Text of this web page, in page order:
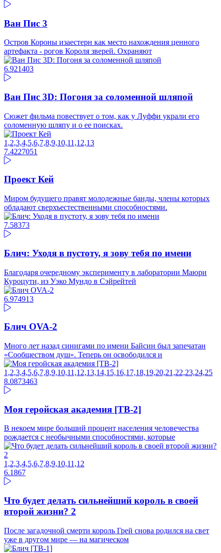
Ван Пис 3
Остров Короны изаестерн как место нахождения ценного
артефакта - рогов Короля зверей. Охраняют
6.921403
Ван Пис 3D: Погоня за соломенной шляпой
Сюжет фильма повествует о том, как у Луффи украли его
соломенную шляпу и о ее поисках.
1,2,3,4,5,6,7,8,9,10,11,12,13
7.4227051
Проект Кей
Миром будущего правят молодежные банды, члены которых
обладают сверхъестественными способностями.
7.58373
Блич: Уходя в пустоту, я зову тебя по имени
Благодаря очередному эксперименту в лаборатории Маюри
Куроцути, из Уэко Мундо в Сэйрейтей
6.974913
Блич OVA-2
Много лет назад синигами по имени Байсин был запечатан
«Сообществом душ». Теперь он освободился и
1,2,3,4,5,6,7,8,9,10,11,12,13,14,15,16,17,18,19,20,21,22,23,24,25
8.0873463
Моя геройская академия [ТВ-2]
В некоем мире больший процент населения человечества
рождается с необычными способностями, которые
1,2,3,4,5,6,7,8,9,10,11,12
6.1867
Что будет делать сильнейший король в своей
второй жизни? 2
После загадочной смерти король Грей снова родился на свет
уже в другом мире — на магическом